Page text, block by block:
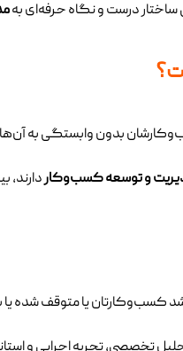
درست و نگاه حرفه‌ای به
بدون وابستگی به
و توسعه کسب‌وکاردارند،
یا متوقف شده یا با